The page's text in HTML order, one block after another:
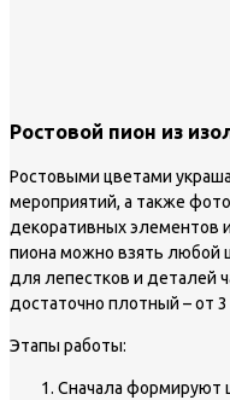
Ростовой пион из
Ростовыми цветами
мероприятий, а также
декоративных элементов
пиона можно взять любой
для лепестков и деталей
достаточно плотный – от
Этапы работы:
Сначала формируют